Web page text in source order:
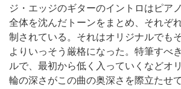
ジ・エッジのギターのイントロはピア
全体を沈んだトーンをまとめ、それぞ
制されている。それはオリジナルでも
よりいっそう厳格になった。特筆すべ
ルで、最初から低く入っていくなどオ
輪の深さがこの曲の奥深さを際立たせ